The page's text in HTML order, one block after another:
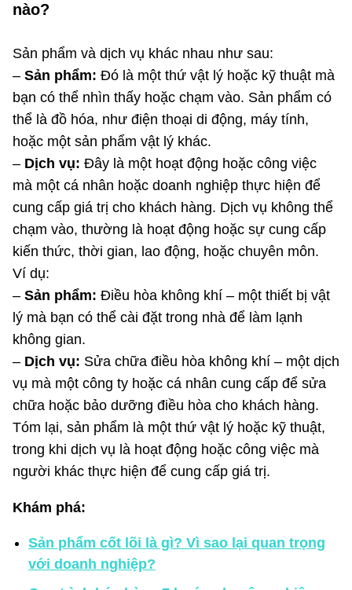
nào?
Sản phẩm và dịch vụ khác nhau như sau:
– Sản phẩm: Đó là một thứ vật lý hoặc kỹ thuật mà
bạn có thể nhìn thấy hoặc chạm vào. Sản phẩm có
thể là đồ hóa, như điện thoại di động, máy tính,
hoặc một sản phẩm vật lý khác.
– Dịch vụ: Đây là một hoạt động hoặc công việc
mà một cá nhân hoặc doanh nghiệp thực hiện để
cung cấp giá trị cho khách hàng. Dịch vụ không thể
chạm vào, thường là hoạt động hoặc sự cung cấp
kiến thức, thời gian, lao động, hoặc chuyên môn.
Ví dụ:
– Sản phẩm: Điều hòa không khí – một thiết bị vật
lý mà bạn có thể cài đặt trong nhà để làm lạnh
không gian.
– Dịch vụ: Sửa chữa điều hòa không khí – một dịch
vụ mà một công ty hoặc cá nhân cung cấp để sửa
chữa hoặc bảo dưỡng điều hòa cho khách hàng.
Tóm lại, sản phẩm là một thứ vật lý hoặc kỹ thuật,
trong khi dịch vụ là hoạt động hoặc công việc mà
người khác thực hiện để cung cấp giá trị.
Khám phá:
Sản phẩm cốt lõi là gì? Vì sao lại quan trọng
với doanh nghiệp?